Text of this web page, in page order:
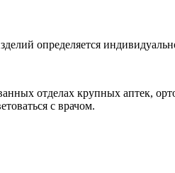
определяется
отделах крупных аптек,
с врачом.